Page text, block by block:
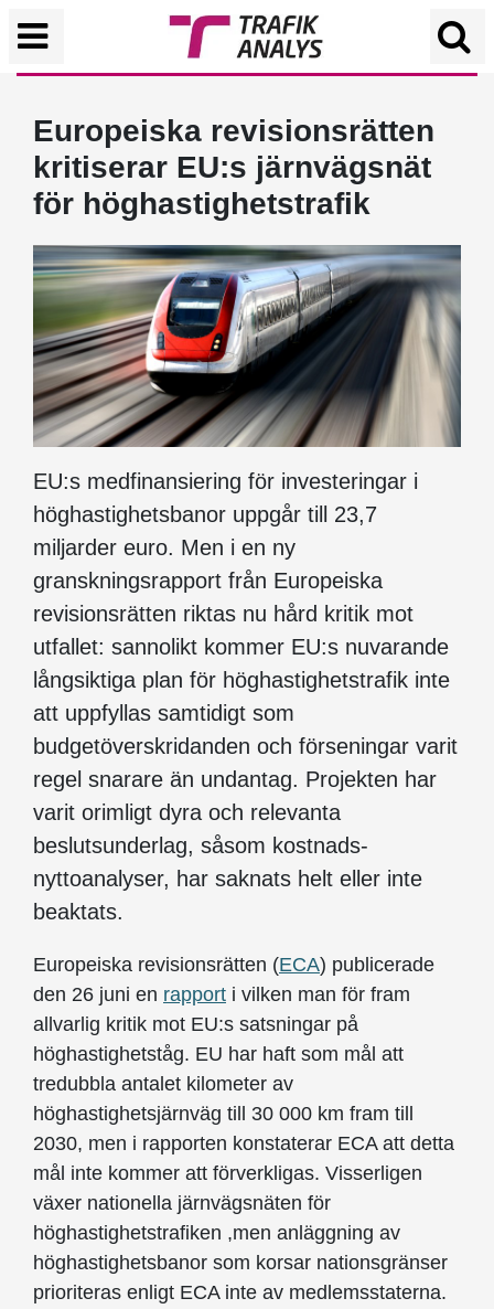
Europeiska revisionsrätten
kritiserar EU:s järnvägsnät
för höghastighetstrafik
EU:s medfinansiering för investeringar i
höghastighetsbanor uppgår till 23,7
miljarder euro. Men i en ny
granskningsrapport från Europeiska
revisionsrätten riktas nu hård kritik mot
utfallet: sannolikt kommer EU:s nuvarande
långsiktiga plan för höghastighetstrafik inte
att uppfyllas samtidigt som
budgetöverskridanden och förseningar varit
regel snarare än undantag. Projekten har
varit orimligt dyra och relevanta
beslutsunderlag, såsom kostnads-
nyttoanalyser, har saknats helt eller inte
beaktats.
Europeiska revisionsrätten (ECA) publicerade
den 26 juni en rapport i vilken man för fram
allvarlig kritik mot EU:s satsningar på
höghastighetståg. EU har haft som mål att
tredubbla antalet kilometer av
höghastighetsjärnväg till 30 000 km fram till
2030, men i rapporten konstaterar ECA att detta
mål inte kommer att förverkligas. Visserligen
växer nationella järnvägsnäten för
höghastighetstrafiken ,men anläggning av
höghastighetsbanor som korsar nationsgränser
prioriteras enligt ECA inte av medlemsstaterna.